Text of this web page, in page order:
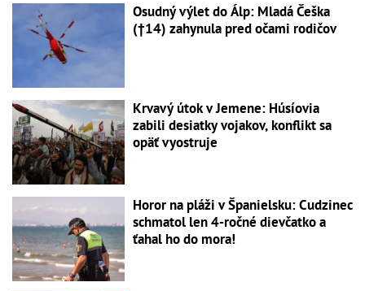
Osudný výlet do Álp: Mladá Češka
(†14) zahynula pred očami rodičov
Krvavý útok v Jemene: Húsíovia
zabili desiatky vojakov, konflikt sa
opäť vyostruje
Horor na pláži v Španielsku: Cudzinec
schmatol len 4-ročné dievčatko a
ťahal ho do mora!